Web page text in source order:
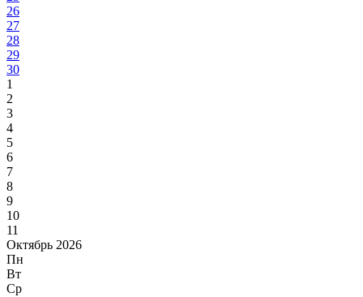
26
27
28
29
30
1
2
3
4
5
6
7
8
9
10
11
Октябрь 2026
Пн
Вт
Ср